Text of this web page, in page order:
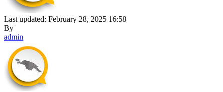
Last updated: February 28, 2025 16:58
By
admin